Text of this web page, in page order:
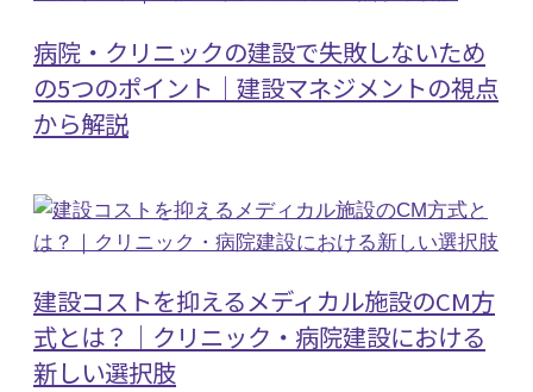
病院・クリニックの建設で失敗しないため
の5つのポイント｜建設マネジメントの視点
から解説
建設コストを抑えるメディカル施設のCM方
式とは？｜クリニック・病院建設における
新しい選択肢